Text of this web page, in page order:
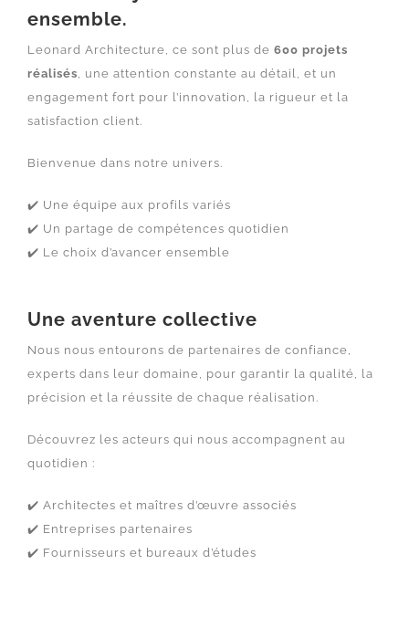
ensemble.
Leonard Architecture, ce sont plus de 600 projets
réalisés, une attention constante au détail, et un
engagement fort pour l’innovation, la rigueur et la
satisfaction client.
Bienvenue dans notre univers.
✔️ Une équipe aux profils variés
✔️ Un partage de compétences quotidien
✔️ Le choix d’avancer ensemble
Une aventure collective
Nous nous entourons de partenaires de confiance,
experts dans leur domaine, pour garantir la qualité, la
précision et la réussite de chaque réalisation.
Découvrez les acteurs qui nous accompagnent au
quotidien :
✔️ Architectes et maîtres d’œuvre associés
✔️ Entreprises partenaires
✔️ Fournisseurs et bureaux d’études